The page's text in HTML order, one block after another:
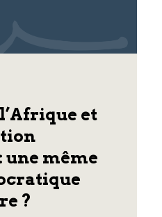
et
même
?